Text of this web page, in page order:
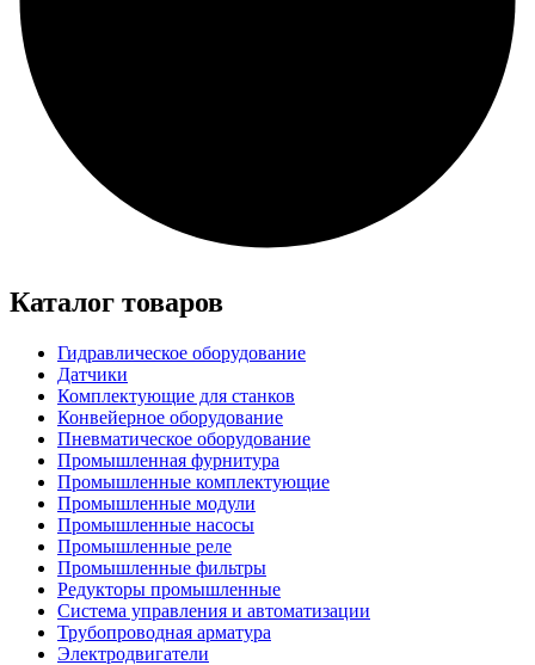
Каталог товаров
Гидравлическое оборудование
Датчики
Комплектующие для станков
Конвейерное оборудование
Пневматическое оборудование
Промышленная фурнитура
Промышленные комплектующие
Промышленные модули
Промышленные насосы
Промышленные реле
Промышленные фильтры
Редукторы промышленные
Система управления и автоматизации
Трубопроводная арматура
Электродвигатели